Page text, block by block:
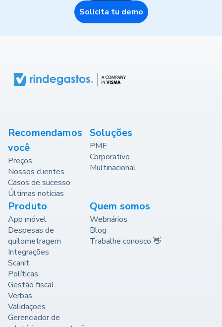
Solicita tu demo
Recomendamos
você
Preços
Nossos clientes
Casos de sucesso
Últimas notícias
Soluções
PME
Corporativo
Multinacional
Produto
App móvel
Despesas de
quilometragem
Integrações
Scanit
Políticas
Gestão fiscal
Verbas
Validações
Gerenciador de
Quem somos
Webnários
Blog
Trabalhe conosco 👋